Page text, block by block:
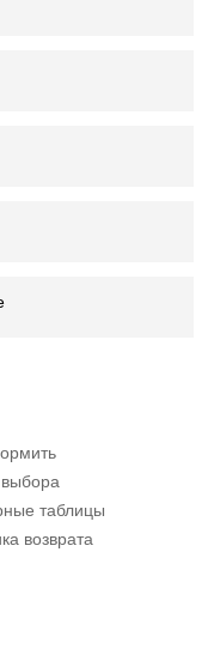
выбора
таблицы
возврата